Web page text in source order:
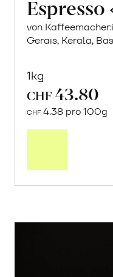
von
Gerais, Kerala,
1kg
CHF 43.80
CHF 4.38 pro 100g